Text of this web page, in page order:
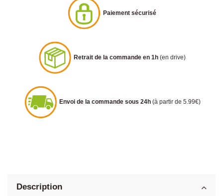
Paiement sécurisé
Retrait de la commande en 1h (en drive)
Envoi de la commande sous 24h (à partir de 5.99€)
Description